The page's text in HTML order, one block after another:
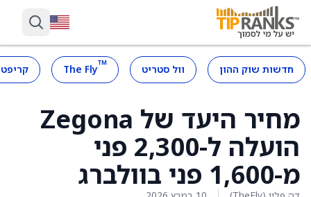
חדשות שוק ההון וול סטריט ™
The Fly
מחיר היעד של Zegona
הועלה ל-2,300 פני
מ-1,600 פני בוולברג